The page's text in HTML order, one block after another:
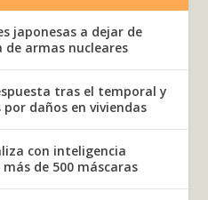
japonesas a dejar de
armas nucleares
tras el temporal y
daños en viviendas
con inteligencia
de 500 máscaras